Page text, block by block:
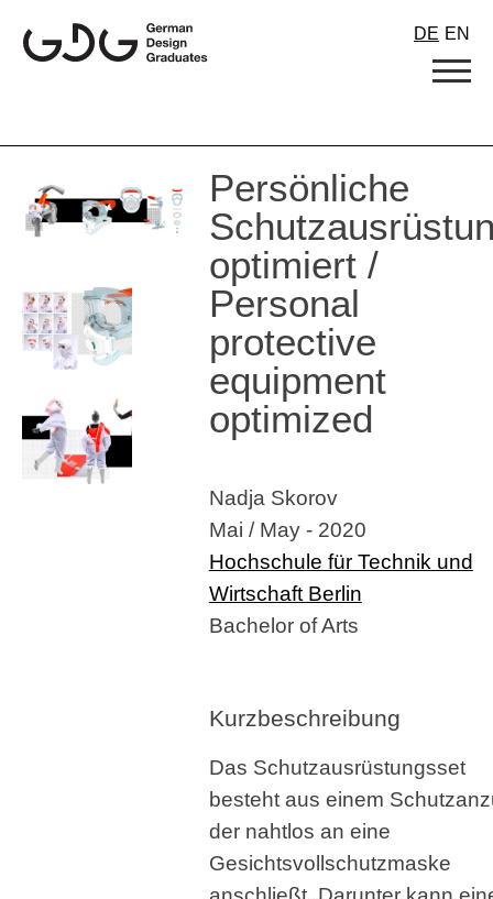
content
DE EN
Persönliche
optimiert /
Personal
protective
equipment
optimized
Nadja Skorov
Mai / May - 2020
Hochschule für Technik und
Wirtschaft Berlin
Bachelor of Arts
Kurzbeschreibung
Das Schutzausrüstungsset
besteht aus einem
der nahtlos an eine
Gesichtsvollschutzmaske